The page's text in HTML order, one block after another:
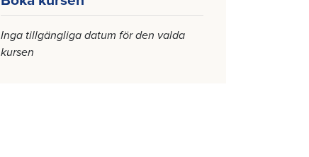
Inga tillgängliga datum för den valda
kursen